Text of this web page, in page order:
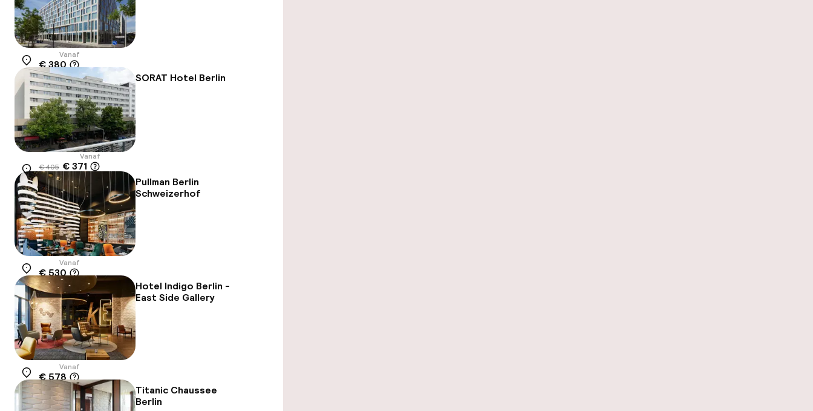
Locatie
Vanaf
€ 380
SORAT Hotel Berlin
Locatie
Vanaf
€ 405 € 371
-8%
Pullman Berlin
Schweizerhof
Locatie
Vanaf
€ 530
Hotel Indigo Berlin -
East Side Gallery
Locatie
Vanaf
€ 578
Titanic Chaussee
Berlin